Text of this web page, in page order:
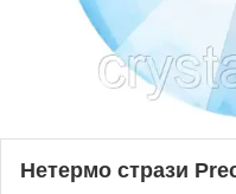
Нетермо стрази